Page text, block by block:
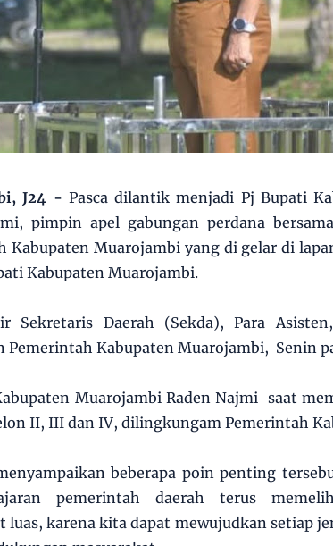
J24 - Pasca dilantik menjadi Pj Bupati
pimpin apel gabungan perdana
Kabupaten Muarojambi yang di gelar di
Kabupaten Muarojambi.
Sekretaris Daerah (Sekda), Para
Pemerintah Kabupaten Muarojambi, Senin
Muarojambi Raden Najmi saat
II, III dan IV, dilingkungam Pemerintah
beberapa poin penting
pemerintah daerah terus
luas, karena kita dapat mewujudkan setiap